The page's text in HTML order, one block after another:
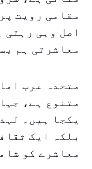
مقامی رویت
اصل وہی رہتی
معاشرتی ہم
متحدہ عرب
متنوع ہے،
یکجا ہیں۔
بلکہ ایک
معاشرے کو